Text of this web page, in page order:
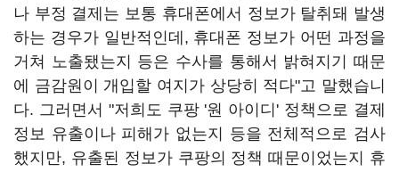
나 부정 결제는 보통 휴대폰에서 정보가 탈취돼 발생
하는 경우가 일반적인데, 휴대폰 정보가 어떤 과정을
거쳐 노출됐는지 등은 수사를 통해서 밝혀지기 때문
에 금감원이 개입할 여지가 상당히 적다"고 말했습니
다. 그러면서 "저희도 쿠팡 '원 아이디' 정책으로 결제
정보 유출이나 피해가 없는지 등을 전체적으로 검사
했지만, 유출된 정보가 쿠팡의 정책 때문이었는지 휴